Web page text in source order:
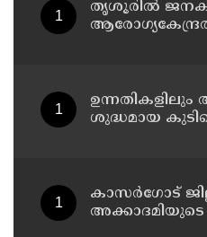
തൃശൂരിൽ
ഉന്നതികളിലും
ശുദ്ധമായ
കാസർ​ഗോട്
അക്കാദമിയുടെ